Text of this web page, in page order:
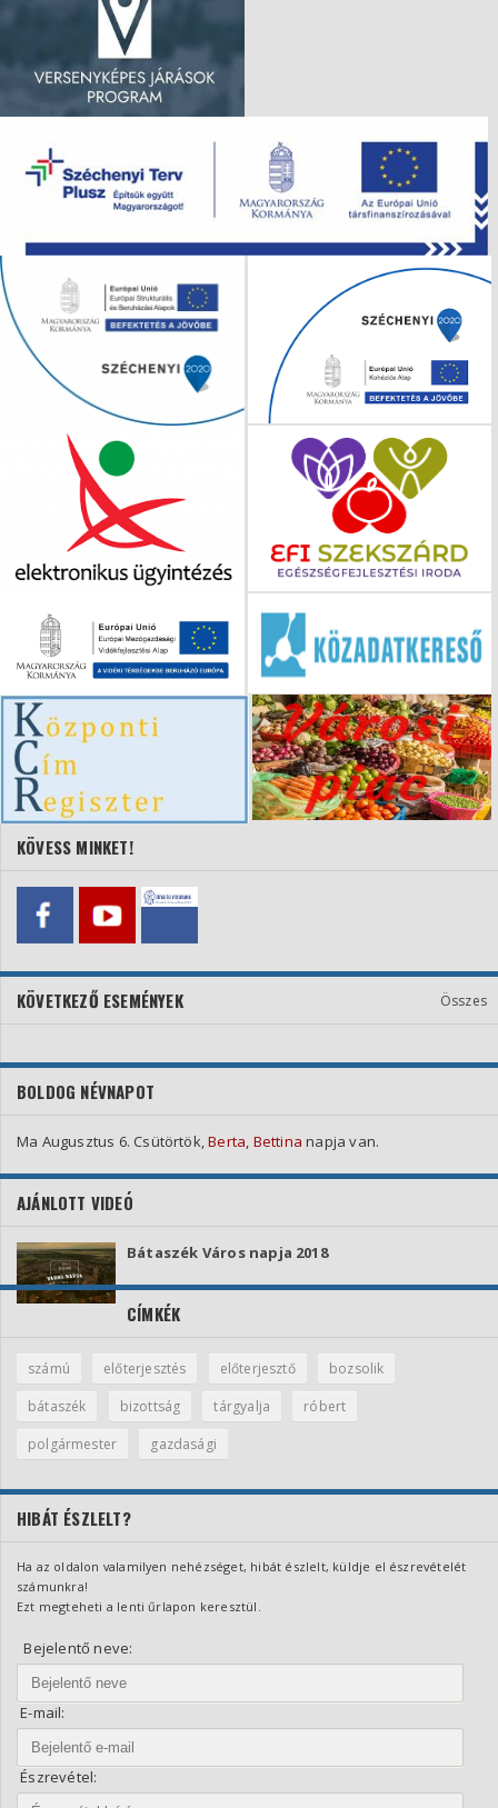
KÖVESS MINKET!
KÖVETKEZŐ ESEMÉNYEK Összes
BOLDOG NÉVNAPOT
Ma Augusztus 6. Csütörtök,Berta, Bettina napja van.
AJÁNLOTT VIDEÓ
Bátaszék Város napja 2018
CÍMKÉK
számú előterjesztés előterjesztő
bozsolik
bátaszék
bizottság tárgyalja
róbert
polgármester
gazdasági
HIBÁT ÉSZLELT?
Ha az oldalon valamilyen nehézséget, hibát észlelt, küldje el észrevételét
számunkra!
Ezt megteheti a lenti űrlapon keresztül.
Bejelentő neve:
E-mail:
Észrevétel: